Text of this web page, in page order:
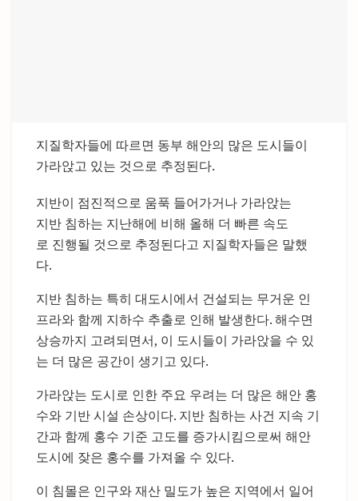
지질학자들에 따르면 동부 해안의 많은 도시들이
가라앉고 있는 것으로 추정된다.
지반이 점진적으로 움푹 들어가거나 가라앉는
지반 침하는 지난해에 비해 올해 더 빠른 속도
로 진행될 것으로 추정된다고 지질학자들은 말했
다.
지반 침하는 특히 대도시에서 건설되는 무거운 인
프라와 함께 지하수 추출로 인해 발생한다. 해수면
상승까지 고려되면서, 이 도시들이 가라앉을 수 있
는 더 많은 공간이 생기고 있다.
가라앉는 도시로 인한 주요 우려는 더 많은 해안 홍
수와 기반 시설 손상이다. 지반 침하는 사건 지속 기
간과 함께 홍수 기준 고도를 증가시킴으로써 해안
도시에 잦은 홍수를 가져올 수 있다.
이 침몰은 인구와 재산 밀도가 높은 지역에서 일어